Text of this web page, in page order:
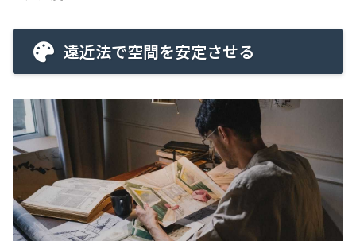
遠近法で空間を安定させる